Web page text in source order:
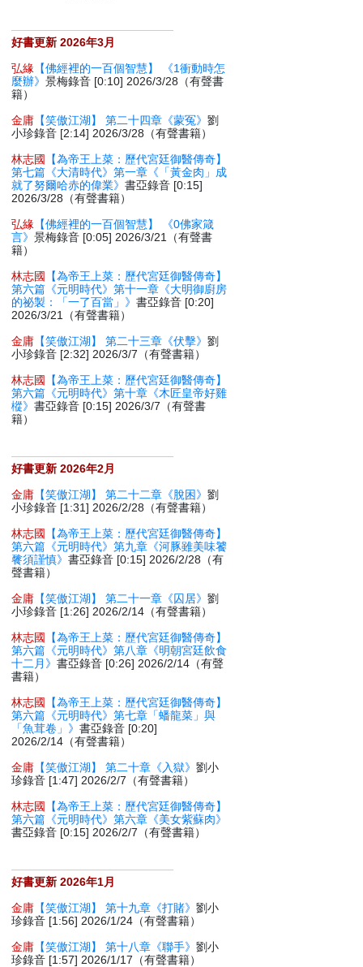
好書更新 2026年3月
弘緣 【佛經裡的一百個智慧】 《1衝動時怎
麼辦》景梅錄音 [0:10] 2026/3/28（有聲書
籍）
金庸 【笑傲江湖】 第二十四章《蒙冤》劉
小珍錄音 [2:14] 2026/3/28（有聲書籍）
林志國
【為帝王上菜：歷代宮廷御醫傳奇】
第七篇《大清時代》第一章《「黃金肉」成
就了努爾哈赤的偉業》書亞錄音 [0:15]
2026/3/28（有聲書籍）
弘緣 【佛經裡的一百個智慧】 《0佛家箴
言》景梅錄音 [0:05] 2026/3/21（有聲書
籍）
林志國
【為帝王上菜：歷代宮廷御醫傳奇】
第六篇《元明時代》第十一章《大明御廚房
的祕製：「一了百當」》書亞錄音 [0:20]
2026/3/21（有聲書籍）
金庸 【笑傲江湖】 第二十三章《伏擊》劉
小珍錄音 [2:32] 2026/3/7（有聲書籍）
林志國
【為帝王上菜：歷代宮廷御醫傳奇】
第六篇《元明時代》第十章《木匠皇帝好雞
樅》書亞錄音 [0:15] 2026/3/7（有聲書
籍）
好書更新 2026年2月
金庸 【笑傲江湖】 第二十二章《脫困》劉
小珍錄音 [1:31] 2026/2/28（有聲書籍）
林志國
【為帝王上菜：歷代宮廷御醫傳奇】
第六篇《元明時代》第九章《河豚雖美味饕
餮須謹慎》書亞錄音 [0:15] 2026/2/28（有
聲書籍）
金庸 【笑傲江湖】 第二十一章《囚居》劉
小珍錄音 [1:26] 2026/2/14（有聲書籍）
林志國
【為帝王上菜：歷代宮廷御醫傳奇】
第六篇《元明時代》第八章《明朝宮廷飲食
十二月》書亞錄音 [0:26] 2026/2/14（有聲
書籍）
林志國
【為帝王上菜：歷代宮廷御醫傳奇】
第六篇《元明時代》第七章「蟠龍菜」與
「魚茸卷」》書亞錄音 [0:20]
2026/2/14（有聲書籍）
金庸 【笑傲江湖】 第二十章《入獄》劉小
珍錄音 [1:47] 2026/2/7（有聲書籍）
林志國
【為帝王上菜：歷代宮廷御醫傳奇】
第六篇《元明時代》第六章《美女紫蘇肉》
書亞錄音 [0:15] 2026/2/7（有聲書籍）
好書更新 2026年1月
金庸 【笑傲江湖】 第十九章《打賭》劉小
珍錄音 [1:56] 2026/1/24（有聲書籍）
金庸 【笑傲江湖】 第十八章《聯手》劉小
珍錄音 [1:57] 2026/1/17（有聲書籍）